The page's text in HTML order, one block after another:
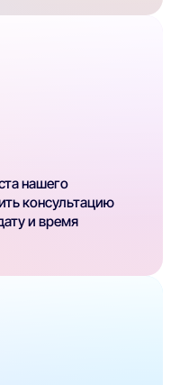
нашего
консультацию
и время